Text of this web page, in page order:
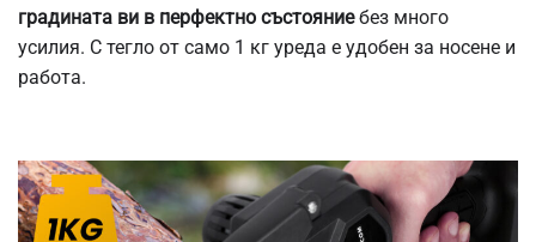
градината ви в перфектно състояниебез много
усилия. С тегло от само 1 кг уреда е удобен за носене и
работа.